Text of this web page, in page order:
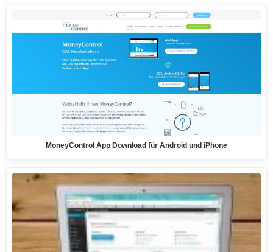
MoneyControl App Download für Android und iPhone